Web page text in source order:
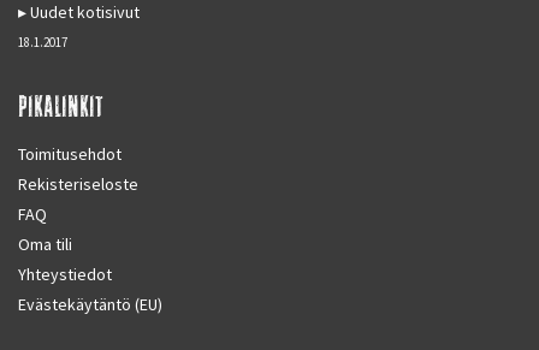
Uudet kotisivut
18.1.2017
PIKALINKIT
Toimitusehdot
Rekisteriseloste
FAQ
Oma tili
Yhteystiedot
Evästekäytäntö (EU)